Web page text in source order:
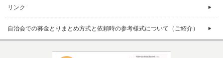
リンク
自治会での募金とりまとめ方式と依頼時の参考様式について（ご紹介）